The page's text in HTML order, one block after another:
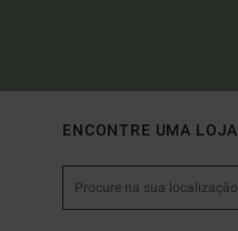
ENCONTRE UMA LOJA